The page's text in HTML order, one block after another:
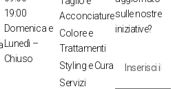
19:00
Domenica e
Lunedì –
Chiuso
Acconciature
Colore e
Trattamenti
Styling e Cura
Servizi
sulle nostre
iniziative?